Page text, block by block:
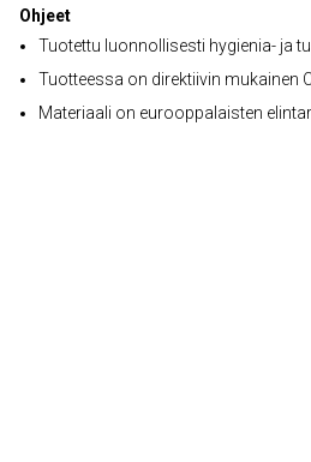
Ohjeet
Tuotettu luonnollisesti hygienia- ja
Tuotteessa on direktiivin mukainen
Materiaali on eurooppalaisten